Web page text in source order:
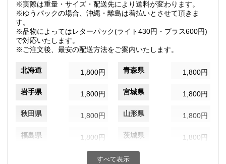
※実際は重量・サイズ・配送先により送料が変わります。
※ゆうパックの場合、沖縄・離島は着払いとさせて頂きま
す。
※品物によってはレターパック(ライト430円・プラス600円)
で対応いたします。
※ご注文後、最安の配送方法をご案内いたします。
北海道 1,800円 青森県 1,800円
岩手県 1,800円 宮城県 1,800円
秋田県 1,800円 山形県 1,800円
福島県 1,800円 茨城県 1,800円
1,800円 群馬県
すべて表示